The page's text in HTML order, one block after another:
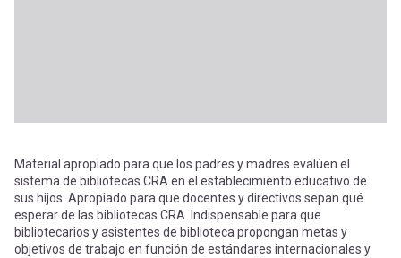
Material apropiado para que los padres y madres evalúen el
sistema de bibliotecas CRA en el establecimiento educativo de
sus hijos. Apropiado para que docentes y directivos sepan qué
esperar de las bibliotecas CRA. Indispensable para que
bibliotecarios y asistentes de biblioteca propongan metas y
objetivos de trabajo en función de estándares internacionales y